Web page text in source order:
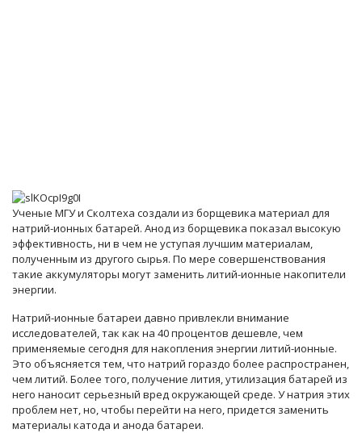
Ученые МГУ и Сколтеха создали из борщевика материал для
натрий-ионных батарей. Анод из борщевика показал высокую
эффективность, ни в чем не уступая лучшим материалам,
полученным из другого сырья. По мере совершенствования
такие аккумуляторы могут заменить литий-ионные накопители
энергии.
Натрий-ионные батареи давно привлекли внимание
исследователей, так как на 40 процентов дешевле, чем
применяемые сегодня для накопления энергии литий-ионные.
Это объясняется тем, что натрий гораздо более распространен,
чем литий. Более того, получение лития, утилизация батарей из
него наносит серьезный вред окружающей среде. У натрия этих
проблем нет, но, чтобы перейти на него, придется заменить
материалы катода и анода батареи.